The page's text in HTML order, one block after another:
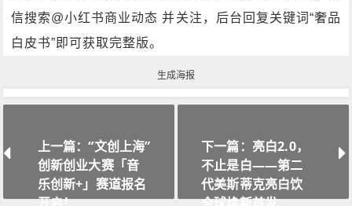
信搜索@小红书商业动态 并关注，后台回复关键词“奢品
白皮书”即可获取完整版。
生成海报
上一篇：“文创上海”
创新创业大赛「音
乐创新+」赛道报名
下一篇：亮白2.0，
不止是白——第二
代美斯蒂克亮白饮